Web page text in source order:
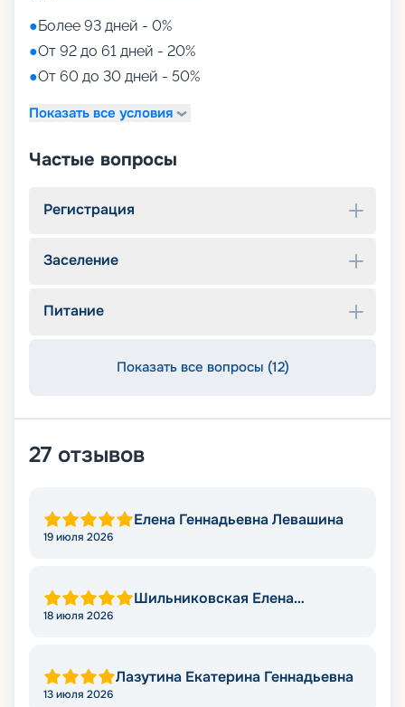
●Более 93 дней - 0%
●От 92 до 61 дней - 20%
●От 60 до 30 дней - 50%
Показать все условия
Частые вопросы
Регистрация
Заселение
Питание
Показать все вопросы (12)
27 отзывов
Елена Геннадьевна Левашина
19 июля 2026
Шильниковская Елена
18 июля 2026
Лазутина Екатерина Геннадьевна
13 июля 2026